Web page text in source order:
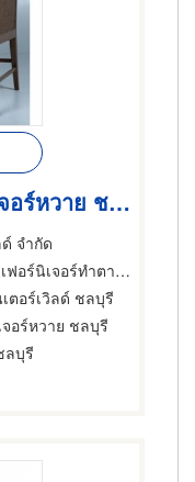
ผลิตและจำหน่ายเฟอร์นิเจอร์หวาย ชลบุรี
จำกัด
ำตามสั่ง,ผู้ผลิตเฟอร์นิเจอร์
ตอร์เวิลด์ ชลบุรี
อร์หวาย ชลบุรี
ลบุรี